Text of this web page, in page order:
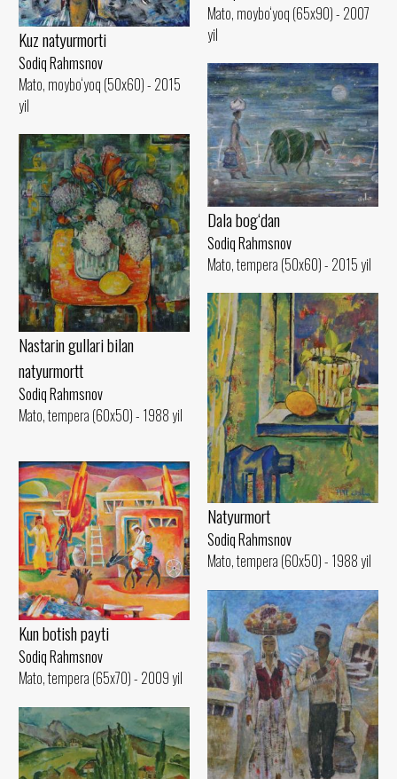
Mato, moybo‘yoq (65x90) - 2007
yil
Kuz natyurmorti
Sodiq Rahmsnov
Mato, moybo‘yoq (50x60) - 2015
yil
Dala bog‘dan
Sodiq Rahmsnov
Mato, tempera (50x60) - 2015 yil
Nastarin gullari bilan
natyurmortt
Sodiq Rahmsnov
Mato, tempera (60x50) - 1988 yil
Natyurmort
Sodiq Rahmsnov
Mato, tempera (60x50) - 1988 yil
Kun botish payti
Sodiq Rahmsnov
Mato, tempera (65x70) - 2009 yil